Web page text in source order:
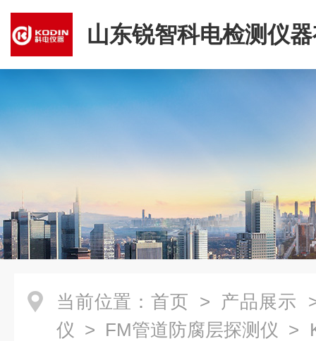
山东锐智科电检测仪
司
当前位置： 首页 > 产品展示
仪 > FM管道防腐层探测仪 >